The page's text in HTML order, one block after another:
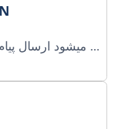
رسانه دانشجـویان علوم پزشکی ایران مهمترین دانلود کتاب و جزوهای تمام رشته های علوم پزشکی، اگر صاحب اثر راضی نباشد پاک میشود ارسال پیام ،انتقاد، پیشنهاد #تبلیغات.